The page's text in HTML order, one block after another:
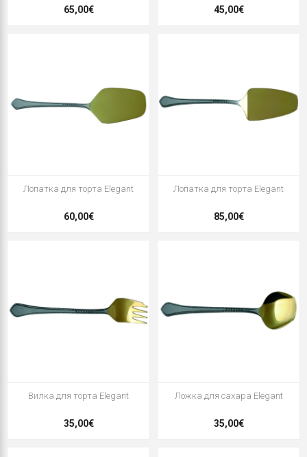
65,00€ 45,00€
Лопатка для торта Elegant
60,00€
Лопатка для торта Elegant
85,00€
Вилка для торта Elegant
35,00€
Ложка для сахара Elegant
35,00€